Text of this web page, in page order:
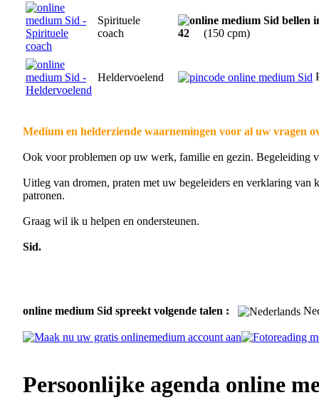
Spirituele
coach
42 (150 cpm)
Heldervoelend
Medium en helderziende waarnemingen voor al uw vragen
Ook voor problemen op uw werk, familie en gezin. Begeleiding
Uitleg van dromen, praten met uw begeleiders en verklaring van
patronen.
Graag wil ik u helpen en ondersteunen.
Sid.
online medium Sid spreekt volgende talen :
Persoonlijke agenda online